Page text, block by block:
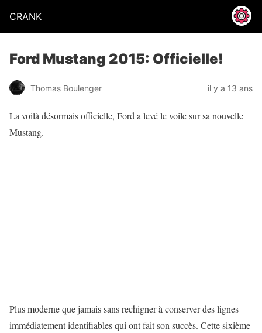
CRANK
Ford Mustang 2015: Officielle!
Thomas Boulenger il y a 13 ans
La voilà désormais officielle, Ford a levé le voile sur sa nouvelle
Mustang.
Plus moderne que jamais sans rechigner à conserver des lignes
immédiatement identifiables qui ont fait son succès. Cette sixième